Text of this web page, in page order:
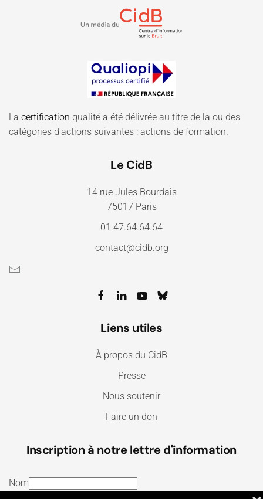
La certification qualité a été délivrée au titre de la ou des
catégories d'actions suivantes : actions de formation.
Le CidB
14 rue Jules Bourdais
75017 Paris
01.47.64.64.64
contact@cidb.org
Liens utiles
À propos du CidB
Presse
Nous soutenir
Faire un don
Inscription à notre lettre d'information
Nom